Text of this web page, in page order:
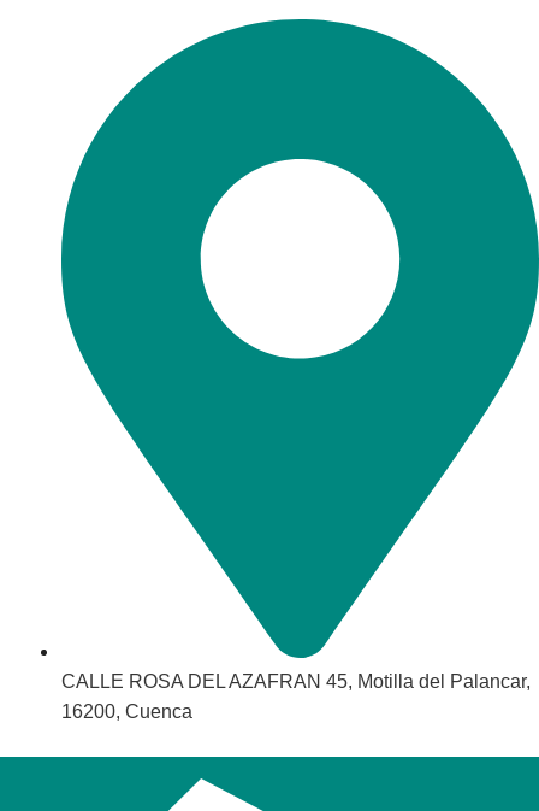
CALLE ROSA DEL AZAFRAN 45, Motilla del Palancar,
16200, Cuenca